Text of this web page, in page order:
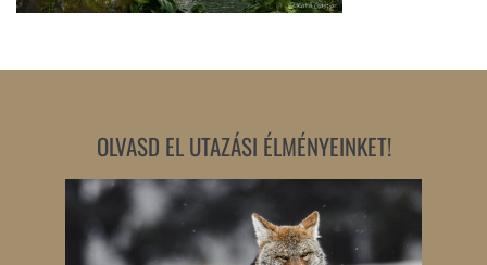
OLVASD EL UTAZÁSI ÉLMÉNYEINKET!